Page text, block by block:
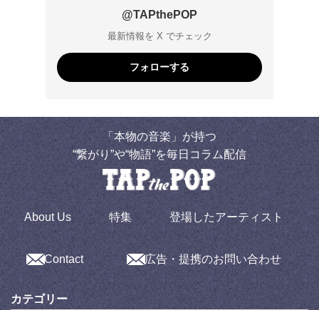
@TAPthePOP
最新情報を X でチェック
フォローする
「本物の音楽」が持つ
“繋がり”や“物語”を毎日コラム配信
About Us 特集 登場したアーティスト
Contact 広告・提携のお問い合わせ
カテゴリー